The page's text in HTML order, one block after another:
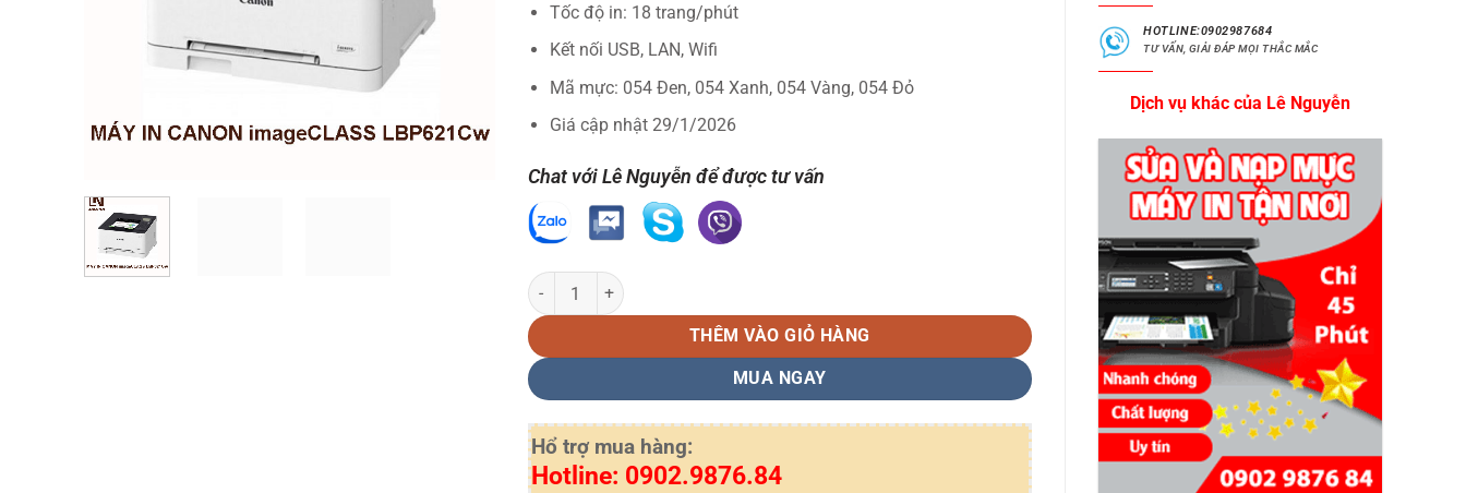
Tốc độ in: 18 trang/phút
Kết nối USB, LAN, Wifi
Mã mực: 054 Đen, 054 Xanh, 054 Vàng, 054 Đỏ
Giá cập nhật 29/1/2026
Chat với Lê Nguyễn để được tư vấn
Máy in Canon LBP621Cw laser màu số lượng
THÊM VÀO GIỎ HÀNG
MUA NGAY
Hổ trợ mua hàng:
Hotline: 0902.9876.84
HOTLINE:0902987684
TƯ VẤN, GIẢI ĐÁP MỌI THẮC MẮC
Dịch vụ khác của Lê Nguyễn